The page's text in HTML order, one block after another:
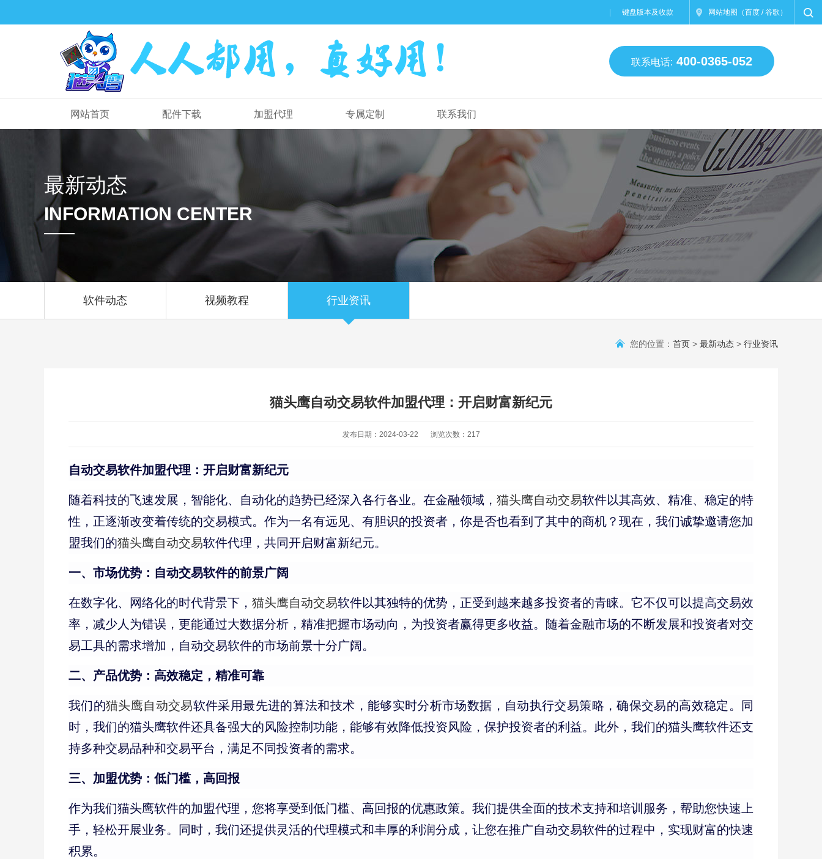
网站地图 （百度 /谷歌 ）
键盘版本及收款
联系电话: 400-0365-052
网站首页 配件下载 加盟代理 专属定制 联系我们
最新动态
INFORMATION CENTER
软件动态 视频教程 行业资讯
您的位置： 首页 > 最新动态 > 行业资讯
猫头鹰自动交易软件加盟代理：开启财富新纪元
发布日期：2024-03-22 浏览次数： 217
自动交易软件加盟代理：开启财富新纪元
随着科技的飞速发展，智能化、自动化的趋势已经深入各行各业。在金融领域， 猫头鹰自动交易软件以其高效、精准、稳定的特
性，正逐渐改变着传统的交易模式。作为一名有远见、有胆识的投资者，你是否也看到了其中的商机？现在，我们诚挚邀请您加
盟我们的猫头鹰自动交易软件代理，共同开启财富新纪元。
一、市场优势：自动交易软件的前景广阔
在数字化、网络化的时代背景下， 猫头鹰自动交易软件以其独特的优势，正受到越来越多投资者的青睐。它不仅可以提高交易效
率，减少人为错误，更能通过大数据分析，精准把握市场动向，为投资者赢得更多收益。随着金融市场的不断发展和投资者对交
易工具的需求增加，自动交易软件的市场前景十分广阔。
二、产品优势：高效稳定，精准可靠
我们的猫头鹰自动交易软件采用最先进的算法和技术，能够实时分析市场数据，自动执行交易策略，确保交易的高效稳定。同
时，我们的猫头鹰软件还具备强大的风险控制功能，能够有效降低投资风险，保护投资者的利益。此外，我们的猫头鹰软件还支
持多种交易品种和交易平台，满足不同投资者的需求。
三、加盟优势：低门槛，高回报
作为我们猫头鹰软件的加盟代理，您将享受到低门槛、高回报的优惠政策。我们提供全面的技术支持和培训服务，帮助您快速上
手，轻松开展业务。同时，我们还提供灵活的代理模式和丰厚的利润分成，让您在推广自动交易软件的过程中，实现财富的快速
积累。